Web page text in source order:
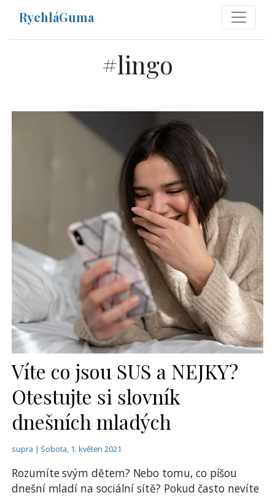
RychláGuma
#lingo
Víte co jsou SUS a NEJKY?
Otestujte si slovník
dnešních mladých
supra | Sobota, 1. květen 2021
Rozumíte svým dětem? Nebo tomu, co píšou
dnešní mladí na sociální sítě? Pokud často nevíte